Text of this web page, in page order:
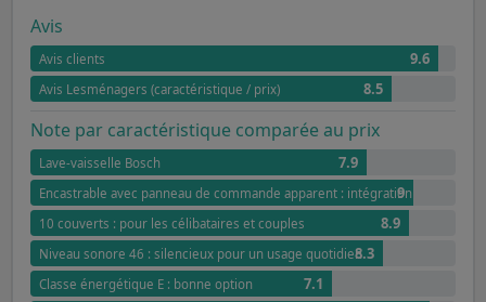
Avis
Avis clients 9.6
Avis Lesménagers (caractéristique / prix) 8.5
Note par caractéristique comparée au prix
Lave-vaisselle Bosch 7.9
Encastrable avec panneau de commande apparent : intégration
9
10 couverts : pour les célibataires et couples 8.9
Niveau sonore 46 : silencieux pour un usage quotidien8.3
Classe énergétique E : bonne option 7.1